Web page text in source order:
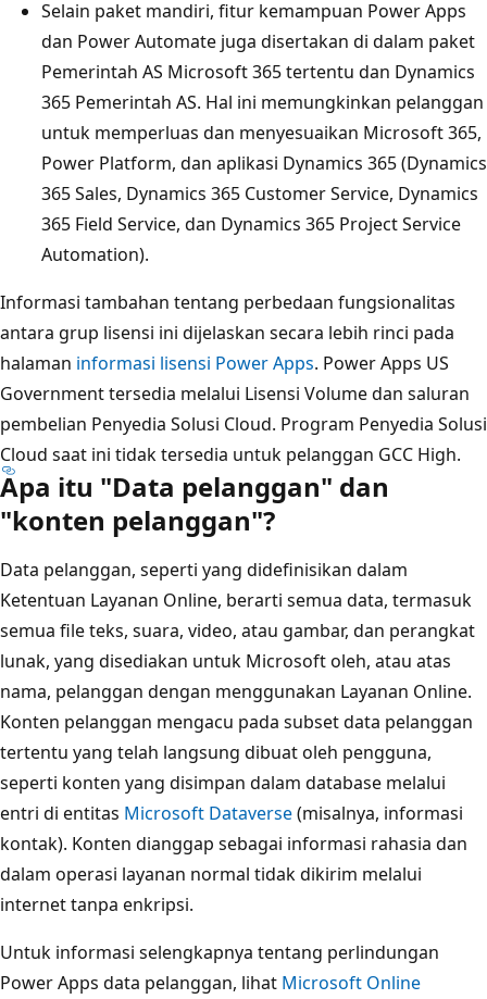
Selain paket mandiri, fitur kemampuan Power Apps
dan Power Automate juga disertakan di dalam paket
Pemerintah AS Microsoft 365 tertentu dan Dynamics
365 Pemerintah AS. Hal ini memungkinkan pelanggan
untuk memperluas dan menyesuaikan Microsoft 365,
Power Platform, dan aplikasi Dynamics 365 (Dynamics
365 Sales, Dynamics 365 Customer Service, Dynamics
365 Field Service, dan Dynamics 365 Project Service
Automation).
Informasi tambahan tentang perbedaan fungsionalitas
antara grup lisensi ini dijelaskan secara lebih rinci pada
halaman informasi lisensi Power Apps. Power Apps US
Government tersedia melalui Lisensi Volume dan saluran
pembelian Penyedia Solusi Cloud. Program Penyedia Solusi
Cloud saat ini tidak tersedia untuk pelanggan GCC High.
Apa itu "Data pelanggan" dan
"konten pelanggan"?
Data pelanggan, seperti yang didefinisikan dalam
Ketentuan Layanan Online, berarti semua data, termasuk
semua file teks, suara, video, atau gambar, dan perangkat
lunak, yang disediakan untuk Microsoft oleh, atau atas
nama, pelanggan dengan menggunakan Layanan Online.
Konten pelanggan mengacu pada subset data pelanggan
tertentu yang telah langsung dibuat oleh pengguna,
seperti konten yang disimpan dalam database melalui
entri di entitas Microsoft Dataverse(misalnya, informasi
kontak). Konten dianggap sebagai informasi rahasia dan
dalam operasi layanan normal tidak dikirim melalui
internet tanpa enkripsi.
Untuk informasi selengkapnya tentang perlindungan
Power Apps data pelanggan, lihat Microsoft Online